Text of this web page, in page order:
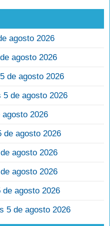
agosto 2026
agosto 2026
de agosto 2026
de agosto 2026
2026
de agosto 2026
agosto 2026
agosto 2026
agosto 2026
5 de agosto 2026